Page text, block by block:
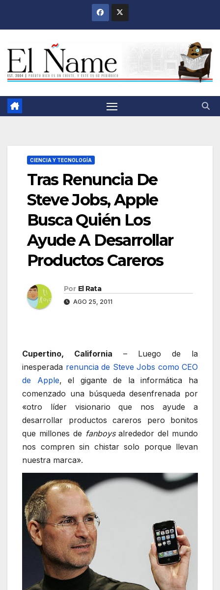
CIENCIA Y TECNOLOGÍA
Tras Renuncia De
Steve Jobs, Apple
Busca Quién Los
Ayude A Desarrollar
Productos Careros
Por El Rata
AGO 25, 2011
Cupertino, California – Luego de la
inesperada renuncia de Steve Jobs como CEO
de Apple, el gigante de la informática ha
comenzado una búsqueda desenfrenada por
«otro líder visionario que nos ayude a
desarrollar productos careros pero bonitos
que millones de fanboysalrededor del mundo
nos compren sin chistar solo porque llevan
nuestra marca».